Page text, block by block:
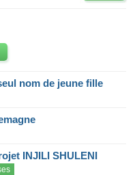
nom de jeune fille
INJILI SHULENI